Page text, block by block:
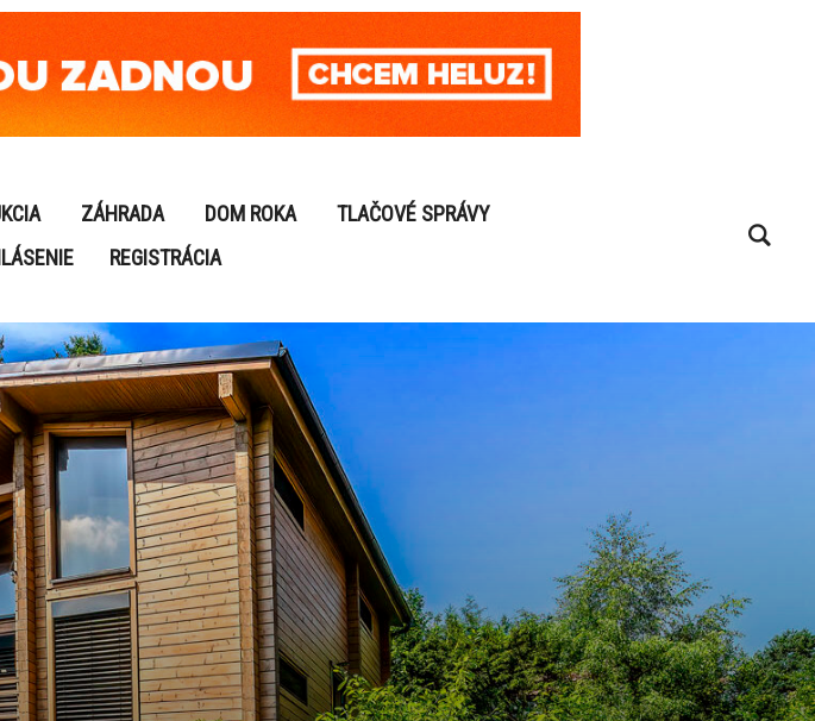
ZÁHRADA DOM ROKA
TLAČOVÉ SPRÁVY
REGISTRÁCIA